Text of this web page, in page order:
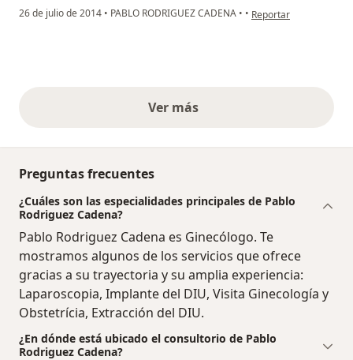
26 de julio de 2014 • PABLO RODRIGUEZ CADENA • • en opinión del usuario
Reportar
Ver másopiniones anteriores
Preguntas frecuentes
¿Cuáles son las especialidades principales de Pablo
Rodriguez Cadena?
Pablo Rodriguez Cadena es Ginecólogo. Te
mostramos algunos de los servicios que ofrece
gracias a su trayectoria y su amplia experiencia:
Laparoscopia, Implante del DIU, Visita Ginecología y
Obstetrícia, Extracción del DIU.
¿En dónde está ubicado el consultorio de Pablo
Rodriguez Cadena?